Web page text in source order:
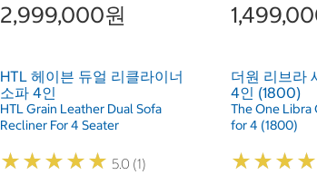
2,999,000원
HTL 헤이븐 듀얼 리클라이너
소파 4인
HTL Grain Leather Dual Sofa
Recliner For 4 Seater
★★★★★
★★★★★ 5.0 (1)
더원 리브라
4인 (1800)
The One Libra
for 4 (1800)
★★★★
★★★★